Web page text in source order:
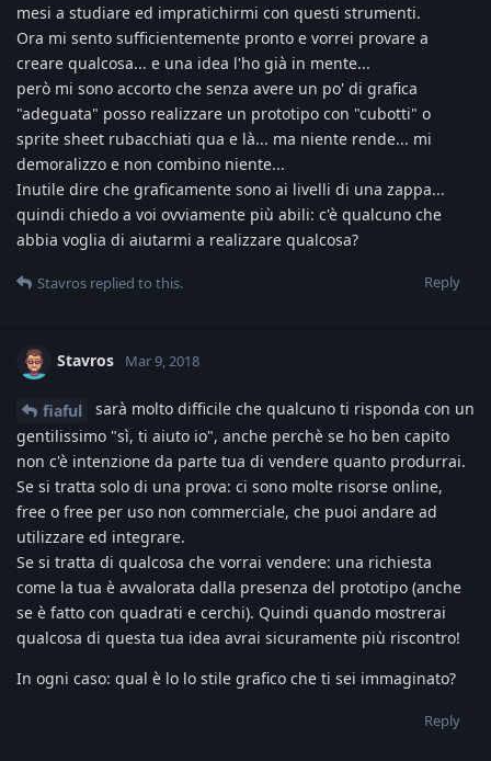
mesi a studiare ed impratichirmi con questi strumenti.
Ora mi sento sufficientemente pronto e vorrei provare a
creare qualcosa... e una idea l'ho già in mente...
però mi sono accorto che senza avere un po' di grafica
"adeguata" posso realizzare un prototipo con "cubotti" o
sprite sheet rubacchiati qua e là... ma niente rende... mi
demoralizzo e non combino niente...
Inutile dire che graficamente sono ai livelli di una zappa...
quindi chiedo a voi ovviamente più abili: c'è qualcuno che
abbia voglia di aiutarmi a realizzare qualcosa?
Reply
Stavros replied to this.
Stavros Mar 9, 2018
fiaful
sarà molto difficile che qualcuno ti risponda con un
gentilissimo "sì, ti aiuto io", anche perchè se ho ben capito
non c'è intenzione da parte tua di vendere quanto produrrai.
Se si tratta solo di una prova: ci sono molte risorse online,
free o free per uso non commerciale, che puoi andare ad
utilizzare ed integrare.
Se si tratta di qualcosa che vorrai vendere: una richiesta
come la tua è avvalorata dalla presenza del prototipo (anche
se è fatto con quadrati e cerchi). Quindi quando mostrerai
qualcosa di questa tua idea avrai sicuramente più riscontro!
In ogni caso: qual è lo lo stile grafico che ti sei immaginato?
Reply